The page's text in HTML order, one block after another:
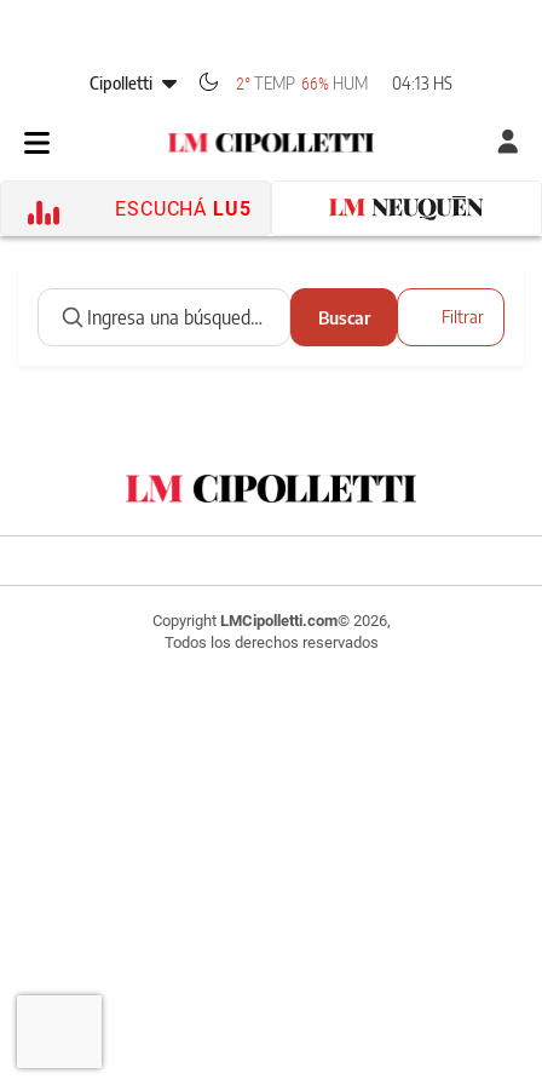
Cipolletti 2°TEMP 66% HUM 04:13 HS
ESCUCHÁ LU5
Buscar Filtrar
Copyright LMCipolletti.com© 2026,
Todos los derechos reservados